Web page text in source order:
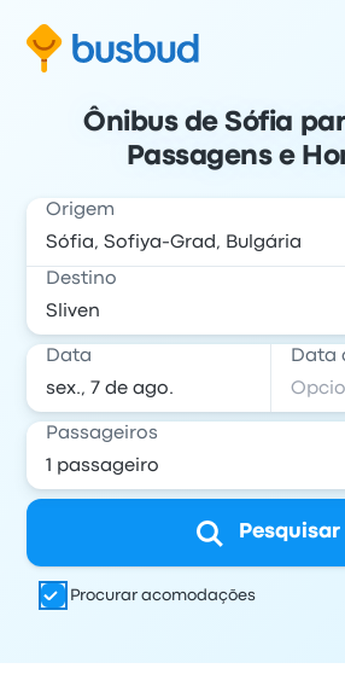
Ônibus de Sófia
Passagens e
Origem
Destino
Data Data
Passageiros
Pesquisar
Procurar acomodações